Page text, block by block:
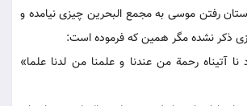
رفتن موسى به مجمع البحرين چيزى نيامده و
ذكر نشده مگر همين كه فرموده است:
آتيناه رحمة من عندنا و علمنا من لدنا علما»